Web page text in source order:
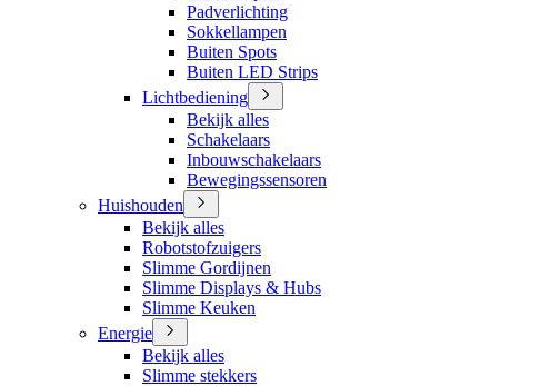
Padverlichting
Sokkellampen
Buiten Spots
Buiten LED Strips
Lichtbediening
Bekijk alles
Schakelaars
Inbouwschakelaars
Bewegingssensoren
Huishouden
Bekijk alles
Robotstofzuigers
Slimme Gordijnen
Slimme Displays & Hubs
Slimme Keuken
Energie
Bekijk alles
Slimme stekkers